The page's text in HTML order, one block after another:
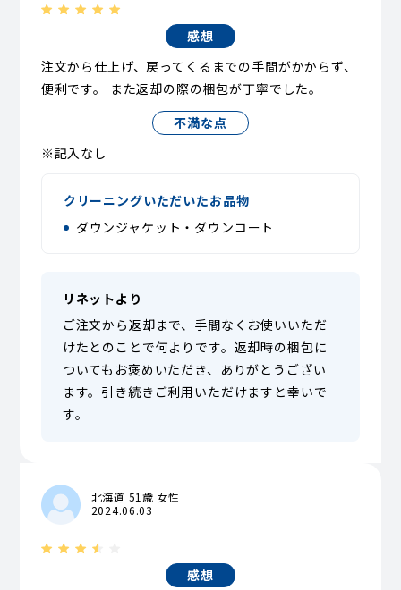
感想
注文から仕上げ、戻ってくるまでの手間がかからず、
便利です。 また返却の際の梱包が丁寧でした。
不満な点
※記入なし
クリーニングいただいたお品物
ダウンジャケット・ダウンコート
リネットより
ご注文から返却まで、手間なくお使いいただ
けたとのことで何よりです。返却時の梱包に
ついてもお褒めいただき、ありがとうござい
ます。引き続きご利用いただけますと幸いで
す。
北海道 51歳 女性
2024.06.03
感想